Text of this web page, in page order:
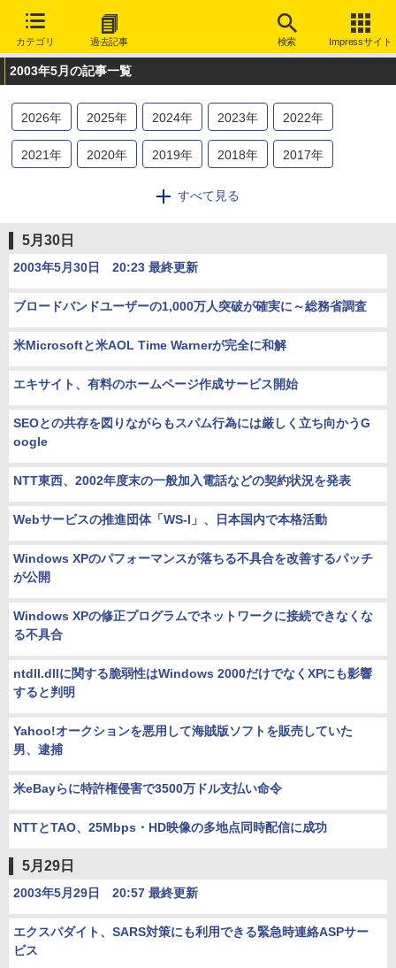
カテゴリ 過去記事 検索 Impressサイト
2003年5月の記事一覧
2026年 2025年 2024年 2023年 2022年
2021年 2020年 2019年 2018年 2017年
2014年 2013
2006年 2005年 2004年
2001年 2000年 1999年 1998年 1997年
1996年 1995年
すべて見る
5月30日
2003年5月30日 20:23 最終更新
ブロードバンドユーザーの1,000万人突破が確実に～総務省調査
米Microsoftと米AOL Time Warnerが完全に和解
エキサイト、有料のホームページ作成サービス開始
SEOとの共存を図りながらもスパム行為には厳しく立ち向かうG
oogle
NTT東西、2002年度末の一般加入電話などの契約状況を発表
Webサービスの推進団体「WS-I」、日本国内で本格活動
Windows XPのパフォーマンスが落ちる不具合を改善するパッチ
が公開
Windows XPの修正プログラムでネットワークに接続できなくな
る不具合
ntdll.dllに関する脆弱性はWindows 2000だけでなくXPにも影響
すると判明
Yahoo!オークションを悪用して海賊版ソフトを販売していた
男、逮捕
米eBayらに特許権侵害で3500万ドル支払い命令
NTTとTAO、25Mbps・HD映像の多地点同時配信に成功
5月29日
2003年5月29日 20:57 最終更新
エクスパダイト、SARS対策にも利用できる緊急時連絡ASPサー
ビス